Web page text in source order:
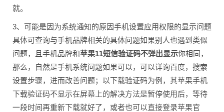
就。
3、可能是因为系统通知的原因手机设置应用权限的显示问题
具体可查询与手机品牌相关的具体问题如果别人也遇到类似
问题，且手机品牌和苹果11短信验证码不弹出显示你相同，
那么，自然是手机系统问题如果可以，可以详询百度，搜索
设置步骤，进而改善问题；以下载验证码为例，其苹果手机
下载验证码不显示在屏幕上的解决方法是暂停使用后，等待
一段时间再重新下载就好了，或者也可以直接登录苹果官